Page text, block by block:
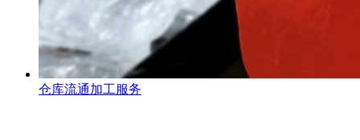
仓库流通加工服务